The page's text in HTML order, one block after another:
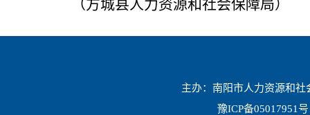
（方城县人力资源和社会保障局）
主办：南阳市人力资源和
豫ICP备05017951号